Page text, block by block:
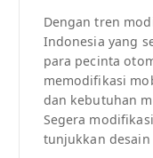
Dengan tren
Indonesia yang
para pecinta
memodifikasi
dan kebutuhan
Segera
tunjukkan